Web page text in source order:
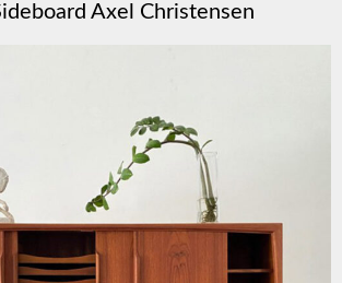
Axel Christensen